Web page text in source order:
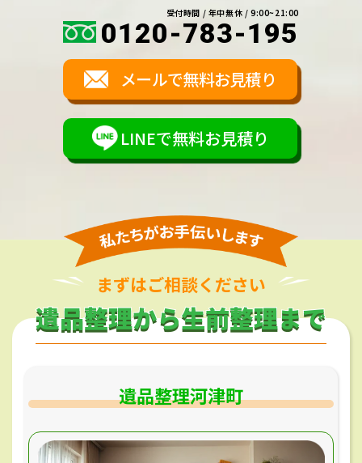
受付時間 / 年中無休 / 9:00~21:00
0120-783-195
メールで無料お見積り
LINEで無料お見積り
まずはご相談ください
遺品整理から生前整理まで
遺品整理から生前整理まで
遺品整理河津町